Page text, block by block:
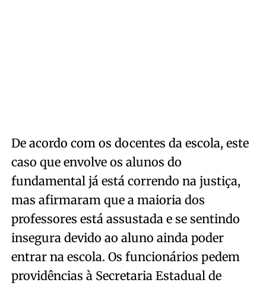
De acordo com os docentes da escola, este
caso que envolve os alunos do
fundamental já está correndo na justiça,
mas afirmaram que a maioria dos
professores está assustada e se sentindo
insegura devido ao aluno ainda poder
entrar na escola. Os funcionários pedem
providências à Secretaria Estadual de